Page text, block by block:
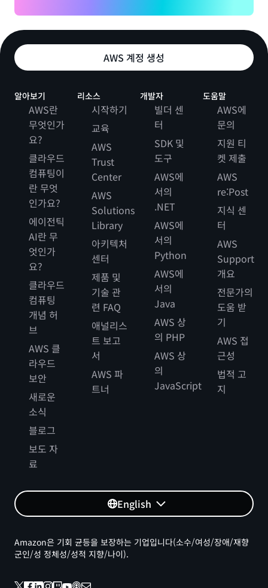
AWS 계정 생성
알아보기
AWS란
무엇인가
요?
클라우드
컴퓨팅이
란 무엇
인가요?
에이전틱
AI란 무
엇인가
요?
클라우드
컴퓨팅
개념 허
브
AWS 클
라우드
보안
새로운
소식
블로그
보도 자
료
리소스
시작하기
교육
AWS
Trust
Center
AWS
Solutions
Library
아키텍처
센터
제품 및
기술 관
련 FAQ
애널리스
트 보고
서
AWS 파
트너
개발자
빌더 센
터
SDK 및
도구
AWS에
서의
.NET
AWS에
서의
Python
AWS에
서의
Java
AWS 상
의 PHP
AWS 상
의
JavaScript
도움말
AWS에
문의
지원 티
켓 제출
AWS
re:Post
지식 센
터
AWS
Support
개요
전문가의
도움 받
기
AWS 접
근성
법적 고
지
English
Amazon은 기회 균등을 보장하는 기업입니다(소수/여성/장애/재향
군인/성 정체성/성적 지향/나이).